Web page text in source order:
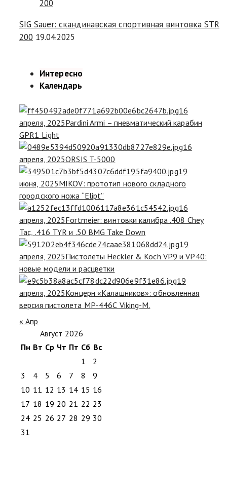
SIG Sauer: скандинавская спортивная винтовка STR
200 19.04.2025
Интересно
Календарь
16
апреля, 2025Pardini Armi – пневматический карабин
GPR1 Light
16
апреля, 2025ORSIS T-5000
19
июня, 2025MIKOV: прототип нового складного
городского ножа “Elipt”
16
апреля, 2025Fortmeier: винтовки калибра .408 Chey
Tac, .416 TYR и .50 BMG Take Down
19
апреля, 2025Пистолеты Heckler & Koch VP9 и VP40:
новые модели и расцветки
19
апреля, 2025Концерн «Калашников»: обновленная
версия пистолета MP-446С Viking-M.
« Апр
Август 2026
Пн Вт Ср Чт Пт Сб Вс
1
2
3
4 5 6 7 8
9
10 11 12 13 14 15 16
17 18 19 20 21 22 23
24 25 26 27 28 29 30
31